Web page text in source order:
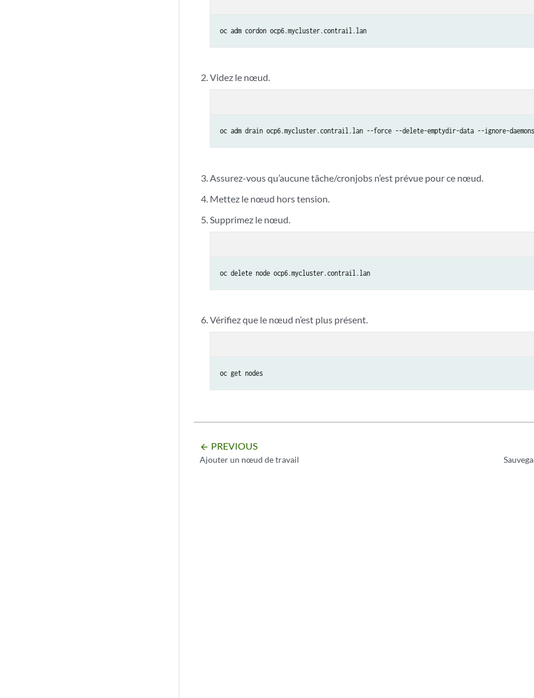
oc adm cordon ocp6.mycluster.contrail.lan
Videz le nœud.
oc adm drain ocp6.mycluster.contrail.lan --force --delete-emptydir-data --ignore-
Assurez-vous qu’aucune tâche/cronjobs n’est prévue pour ce nœud.
Mettez le nœud hors tension.
Supprimez le nœud.
oc delete node ocp6.mycluster.contrail.lan
Vérifiez que le nœud n’est plus présent.
oc get nodes
arrow_backward PREVIOUS
Ajouter un nœud de travail